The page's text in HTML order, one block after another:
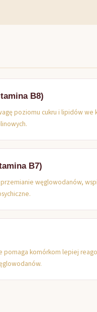
B8)
poziomu cukru i lipidów we
B7)
węglowodanów,
pomaga komórkom lepiej